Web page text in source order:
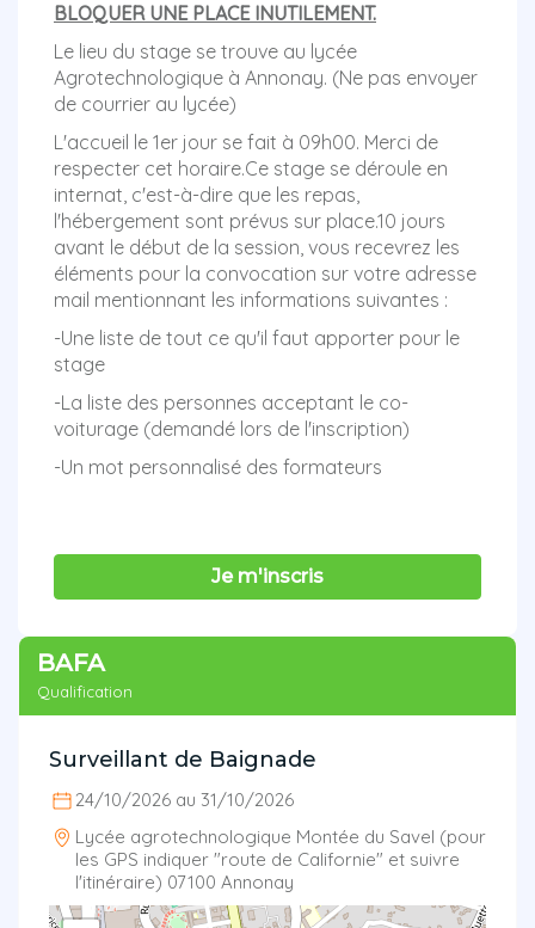
BLOQUER UNE PLACE INUTILEMENT.
Le lieu du stage se trouve au lycée
Agrotechnologique à Annonay. (Ne pas envoyer
de courrier au lycée)
L'accueil le 1er jour se fait à 09h00. Merci de
respecter cet horaire.Ce stage se déroule en
internat, c'est-à-dire que les repas,
l'hébergement sont prévus sur place.10 jours
avant le début de la session, vous recevrez les
éléments pour la convocation sur votre adresse
mail mentionnant les informations suivantes :
-Une liste de tout ce qu'il faut apporter pour le
stage
-La liste des personnes acceptant le co-
voiturage (demandé lors de l'inscription)
-Un mot personnalisé des formateurs
Je m'inscris
BAFA
Qualification
Surveillant de Baignade
24/10/2026 au 31/10/2026
Lycée agrotechnologique Montée du Savel (pour
les GPS indiquer "route de Californie" et suivre
l'itinéraire) 07100 Annonay